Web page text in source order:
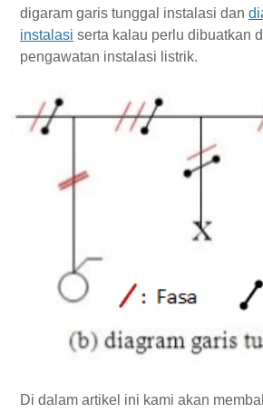
digaram garis tunggal instalasi dan
instalasi serta kalau perlu dibuatkan
pengawatan instalasi listrik.
Di dalam artikel ini kami akan